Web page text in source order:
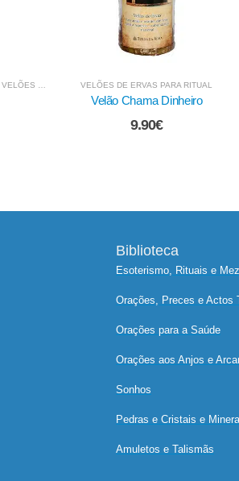
VELÕES DE ERVAS PARA RITUAL
Velão Contra Mau-Olhado e
Biblioteca
Esoterismo, Rituais e
Orações, Preces e Actos
Orações para a Saúde
Orações aos Anjos e
Sonhos
Pedras e Cristais e
Amuletos e Talismãs